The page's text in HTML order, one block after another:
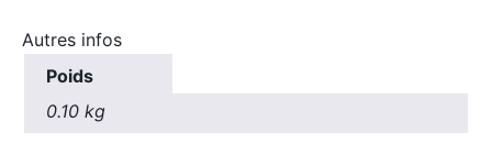
Autres infos
Poids
0.10 kg